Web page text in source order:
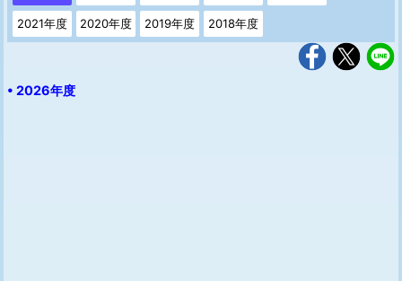
2021年度 2020年度 2019年度 2018年度
• 2026年度